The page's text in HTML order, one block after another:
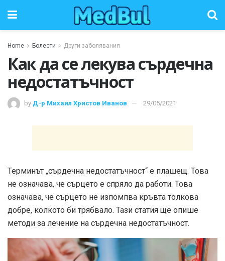
Home Болести Други заболявания
Как да се лекува сърдечна
недостатъчност
by Д-р Михаил Христов Иванов 29/05/2021
Терминът „сърдечна недостатъчност“ е плашещ. Това
не означава, че сърцето е спряло да работи. Това
означава, че сърцето не изпомпва кръвта толкова
добре, колкото би трябвало. Тази статия ще опише
методи за лечение на сърдечна недостатъчност.